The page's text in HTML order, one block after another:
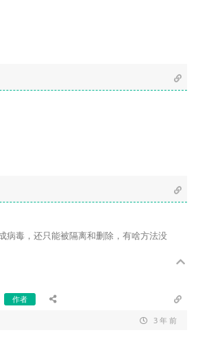
病毒，还只能被隔离和删除，有啥方法没
作者
3 年 前